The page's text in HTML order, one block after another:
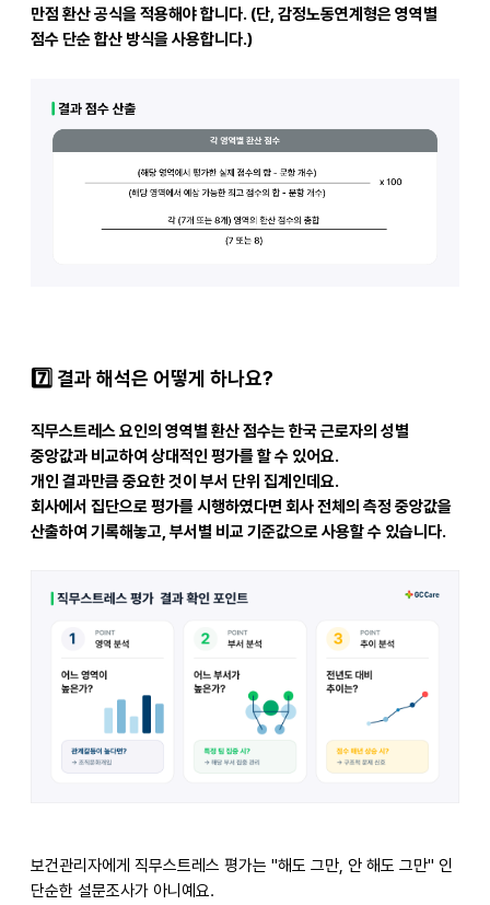
만점 환산 공식을 적용해야 합니다. (단, 감정노동연계형은 영역별
점수 단순 합산 방식을 사용합니다.)
7️ 결과 해석은 어떻게 하나요?
직무스트레스 요인의 영역별 환산 점수는한국 근로자의 성별
중앙값과 비교하여 상대적인 평가를 할 수 있어요.
개인 결과만큼 중요한 것이 부서 단위 집계 인데요.
회사에서 집단으로 평가를 시행하였다면 회사 전체의 측정 중앙값을
산출하여 기록해놓고, 부서별 비교 기준값으로 사용할 수 있습니다.
보건관리자에게 직무스트레스 평가는 "해도 그만, 안 해도 그만" 인
단순한 설문조사가 아니예요.